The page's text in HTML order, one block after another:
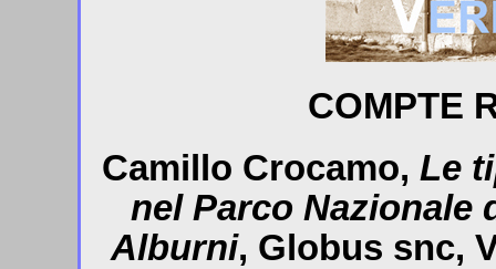
COMPTE
Camillo Crocamo, Le
nel Parco Nazionale
Alburni, Globus snc,